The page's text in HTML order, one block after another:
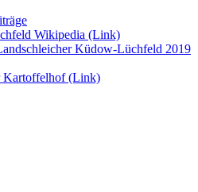
Wikipedia (Link)
Küdow-Lüchfeld 2019
Kartoffelhof (Link)